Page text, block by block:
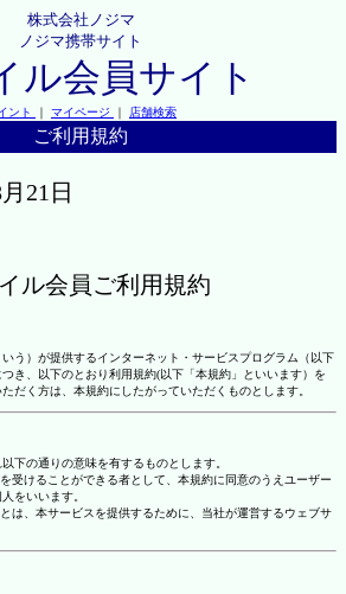
株式会社ノジマ
ノジマ携帯サイト
ル会員サイト
ント ｜ マイページ ｜ 店舗検索
ご利用規約
21日
ル会員ご利用規約
う）が提供するインターネット・サービスプログラム（以下
つき、以下のとおり利用規約(以下「本規約」といいます）を
だく方は、本規約にしたがっていただくものとします。
下の通りの意味を有するものとします。
受けることができる者として、本規約に同意のうえユーザー
をいいます。
は、本サービスを提供するために、当社が運営するウェブサ